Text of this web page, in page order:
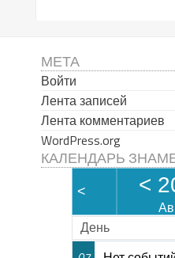
МЕТА
Войти
Лента записей
Лента комментариев
WordPress.org
КАЛЕНДАРЬ
< <
День